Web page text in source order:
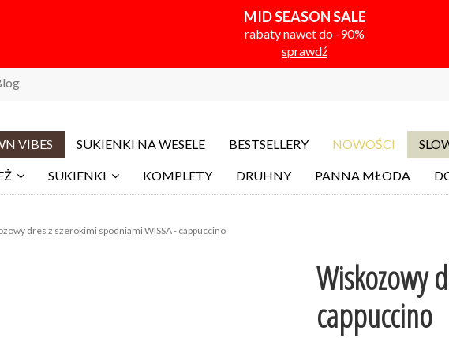
MID SEASON SALE
rabaty nawet do -90%
sprawdź
VIBES SUKIENKI NA WESELE BESTSELLERY NOWOŚCI
SUKIENKI KOMPLETY DRUHNY PANNA MŁODA
dres z szerokimi spodniami WISSA - cappuccino
Wiskozowy
cappuccino